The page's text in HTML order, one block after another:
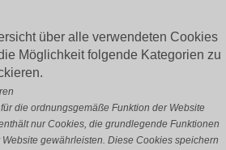
über alle verwendeten Cookies
Möglichkeit folgende Kategorien zu
die ordnungsgemäße Funktion der Website
nur Cookies, die grundlegende Funktionen
gewährleisten. Diese Cookies speichern